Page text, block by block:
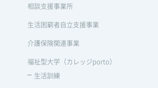
相談支援事業所
生活困窮者自立支援事業
介護保険関連事業
福祉型大学（カレッジporto）
生活訓練